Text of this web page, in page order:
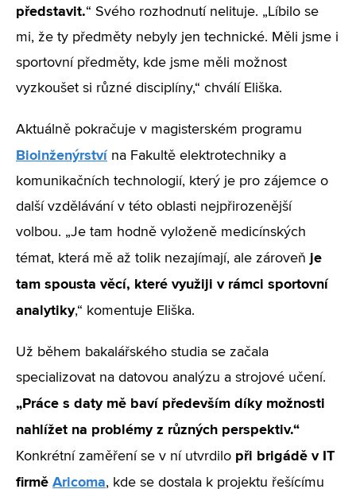
představit.“ Svého rozhodnutí nelituje. „Líbilo se
mi, že ty předměty nebyly jen technické. Měli jsme i
sportovní předměty, kde jsme měli možnost
vyzkoušet si různé disciplíny,“ chválí Eliška.
Aktuálně pokračuje v magisterském programu
Bioinženýrství na Fakultě elektrotechniky a
komunikačních technologií, který je pro zájemce o
další vzdělávání v této oblasti nejpřirozenější
volbou. „Je tam hodně vyloženě medicínských
témat, která mě až tolik nezajímají, ale zároveň je
tam spousta věcí, které využiji v rámci sportovní
analytiky,“ komentuje Eliška.
Už během bakalářského studia se začala
specializovat na datovou analýzu a strojové učení.
„Práce s daty mě baví především díky možnosti
nahlížet na problémy z různých perspektiv.“
Konkrétní zaměření se v ní utvrdilo při brigádě v IT
firmě Aricoma, kde se dostala k projektu řešícímu